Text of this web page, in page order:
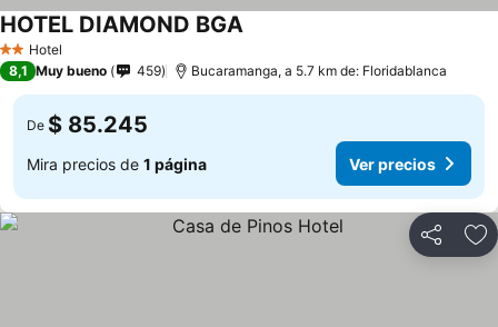
2 Estrellas
Hotel
HOTEL DIAMOND BGA
8,1 Muy bueno 459 Bucaramanga, a 5.7 km de: Floridablanca
De $ 85.245
Mira precios de 1 página Ver precios
Compartir